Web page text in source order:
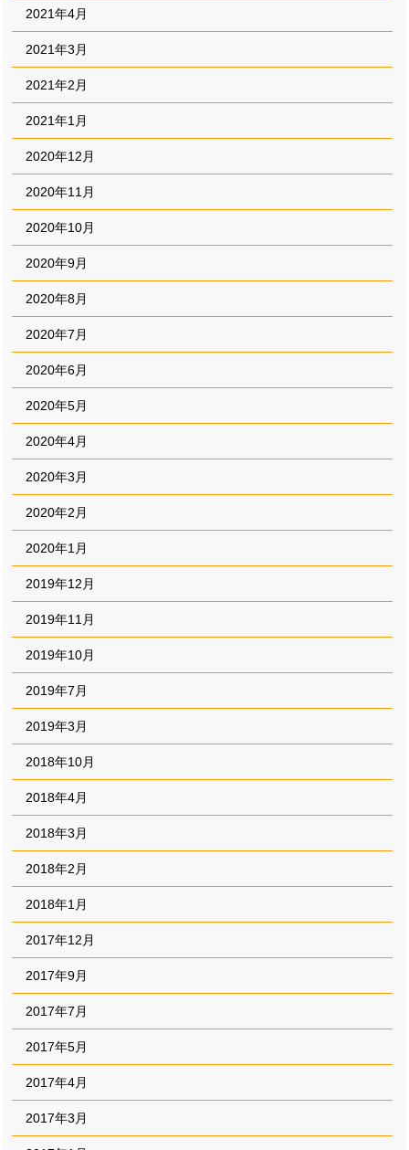
2021年4月
2021年3月
2021年2月
2021年1月
2020年12月
2020年11月
2020年10月
2020年9月
2020年8月
2020年7月
2020年6月
2020年5月
2020年4月
2020年3月
2020年2月
2020年1月
2019年12月
2019年11月
2019年10月
2019年7月
2019年3月
2018年10月
2018年4月
2018年3月
2018年2月
2018年1月
2017年12月
2017年9月
2017年7月
2017年5月
2017年4月
2017年3月